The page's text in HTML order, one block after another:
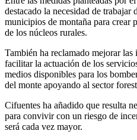
destacado la necesidad de
municipios de montaña para crear
de los núcleos rurales.
También ha reclamado mejorar las
facilitar la actuación de los
medios disponibles para los
del monte apoyando al sector
Cifuentes ha añadido que resulta
para convivir con un riesgo de
será cada vez mayor.